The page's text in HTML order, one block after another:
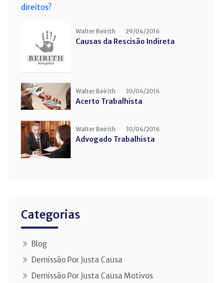
Walter Beirith 29/04/2016
Causas da Rescisão Indireta
Walter Beirith 30/04/2016
Acerto Trabalhista
Walter Beirith 30/04/2016
Advogado Trabalhista
Categorias
Blog
Demissão Por Justa Causa
Demissão Por Justa Causa Motivos